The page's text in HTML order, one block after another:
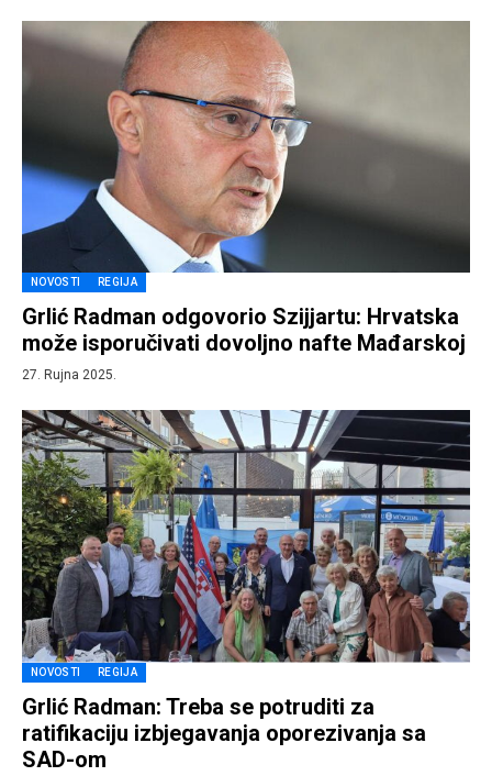
NOVOSTI REGIJA
Grlić Radman odgovorio Szijjartu: Hrvatska
može isporučivati dovoljno nafte Mađarskoj
27. Rujna 2025.
NOVOSTI REGIJA
Grlić Radman: Treba se potruditi za
ratifikaciju izbjegavanja oporezivanja sa
SAD-om